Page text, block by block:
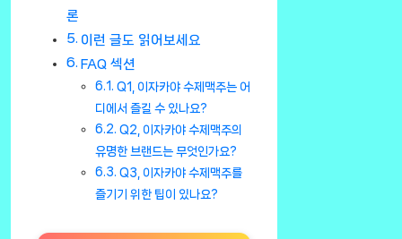
론
이런 글도 읽어보세요
FAQ 섹션
Q1, 이자카야 수제맥주는 어
디에서 즐길 수 있나요?
Q2, 이자카야 수제맥주의
유명한 브랜드는 무엇인가요?
Q3, 이자카야 수제맥주를
즐기기 위한 팁이 있나요?